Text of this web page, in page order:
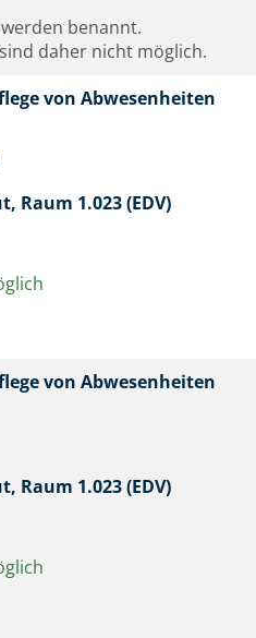
benannt.
daher nicht möglich.
von Abwesenheiten
Raum 1.023 (EDV)
von Abwesenheiten
Raum 1.023 (EDV)